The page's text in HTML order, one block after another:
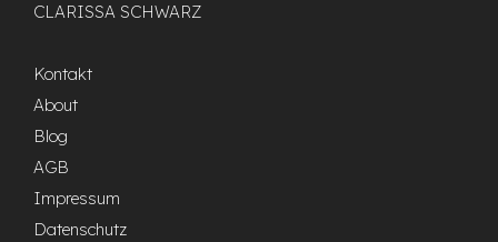
CLARISSA SCHWARZ
Kontakt
About
Blog
AGB
Impressum
Datenschutz